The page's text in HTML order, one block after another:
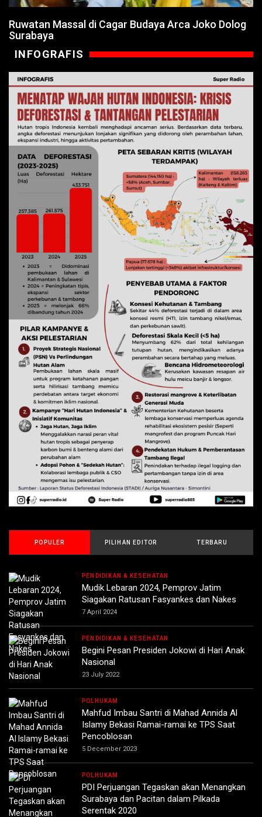
Ruwatan Massal di Cagar Budaya Arca Joko Dolog
Surabaya
INFOGRAFIS
POPULER PILIHAN EDITOR TERBARU
PENDIDIKAN & KESEHATAN
Mudik Lebaran 2024, Pemprov Jatim
Siagakan Ratusan Fasyankes dan Nakes
7 April 2024
PENDIDIKAN & KESEHATAN
Begini Pesan Presiden Jokowi di Hari Anak
Nasional
23 July 2022
POLHUKAM
Mahfud Imbau Santri di Mahad Annida Al
Islamy Bekasi Ramai-ramai ke TPS Saat
Pencoblosan
5 December 2023
POLHUKAM
PDI Perjuangan Tegaskan akan Menangkan
Surabaya dan Pacitan dalam Pilkada
Serentak 2020